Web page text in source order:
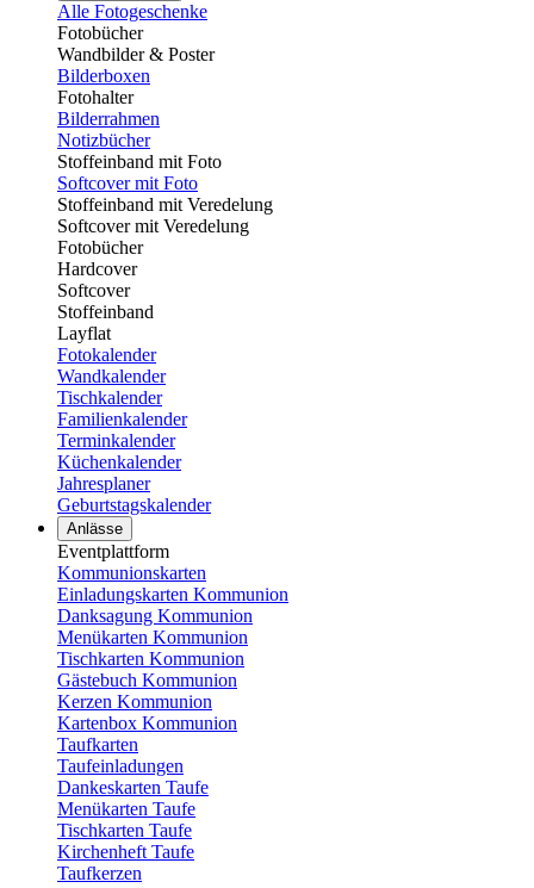
Alle Fotogeschenke
Fotobücher
Wandbilder & Poster
Bilderboxen
Fotohalter
Bilderrahmen
Notizbücher
Stoffeinband mit Foto
Softcover mit Foto
Stoffeinband mit Veredelung
Softcover mit Veredelung
Fotobücher
Hardcover
Softcover
Stoffeinband
Layflat
Fotokalender
Wandkalender
Tischkalender
Familienkalender
Terminkalender
Küchenkalender
Jahresplaner
Geburtstagskalender
Anlässe
Eventplattform
Kommunionskarten
Einladungskarten Kommunion
Danksagung Kommunion
Menükarten Kommunion
Tischkarten Kommunion
Gästebuch Kommunion
Kerzen Kommunion
Kartenbox Kommunion
Taufkarten
Taufeinladungen
Dankeskarten Taufe
Menükarten Taufe
Tischkarten Taufe
Kirchenheft Taufe
Taufkerzen